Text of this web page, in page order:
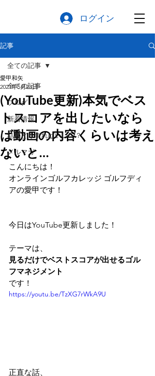
ログイン
記事
全ての記事
ブログ
新着情報
結局どうすればいいの？
メルマガ
全ての記事
(YouTube更新)本気でベス
トスコアを出したいなら
ば動画の内容くらいは考え
ないと…
愛甲和矢
2021年5月23日
こんにちは！
オンラインゴルフカレッジ ゴルフディ
アの愛甲です！
今日はYouTube更新しました！
テーマは、
見るだけでベストスコアが出せるゴル
フマネジメント
です！
https://youtu.be/TzXG7rWkA9U
正直な話、